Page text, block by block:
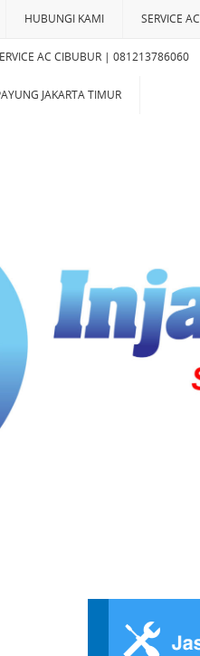
HUBUNGI KAMI SERVICE AC
AC CIBUBUR | 081213786060
JAKARTA TIMUR